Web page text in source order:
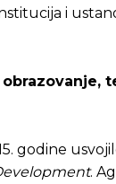
da
da
i
godine
.